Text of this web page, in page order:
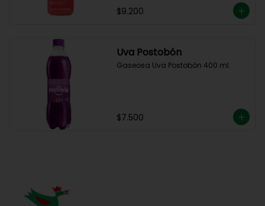
$9.200
Uva Postobón
Gaseosa Uva Postobón 400 ml.
$7.500